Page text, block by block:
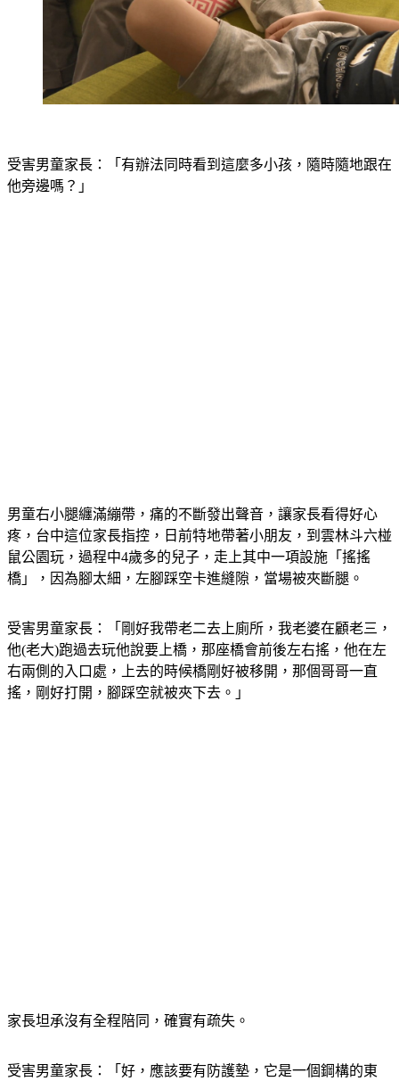
受害男童家長：「有辦法同時看到這麼多小孩，隨時隨地跟在
他旁邊嗎？」
男童右小腿纏滿繃帶，痛的不斷發出聲音，讓家長看得好心
疼，台中這位家長指控，日前特地帶著小朋友，到雲林斗六椪
鼠公園玩，過程中4歲多的兒子，走上其中一項設施「搖搖
橋」，因為腳太細，左腳踩空卡進縫隙，當場被夾斷腿。
受害男童家長：「剛好我帶老二去上廁所，我老婆在顧老三，
他(老大)跑過去玩他說要上橋，那座橋會前後左右搖，他在左
右兩側的入口處，上去的時候橋剛好被移開，那個哥哥一直
搖，剛好打開，腳踩空就被夾下去。」
家長坦承沒有全程陪同，確實有疏失。
受害男童家長：「好，應該要有防護墊，它是一個鋼構的東